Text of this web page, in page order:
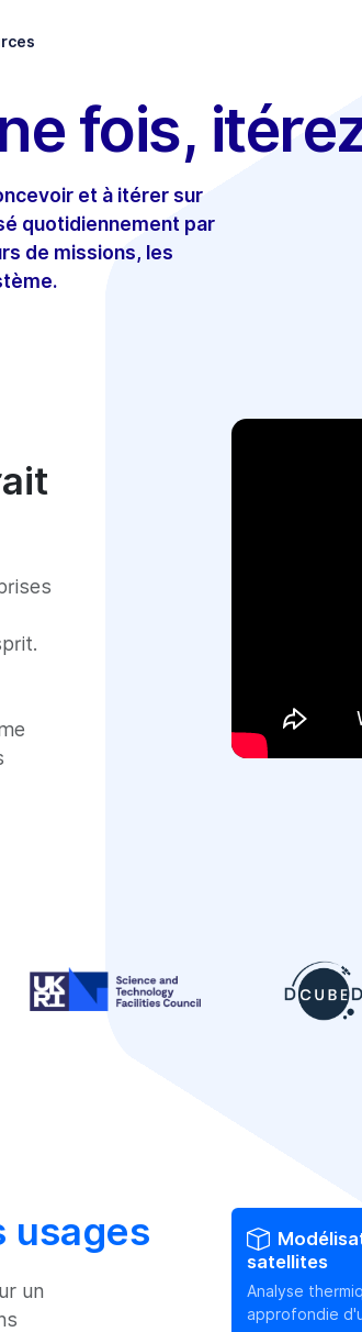
fois,
et à itérer sur
quotidiennement par
de missions, les
usages
un
satellites
Analyse
approfondie